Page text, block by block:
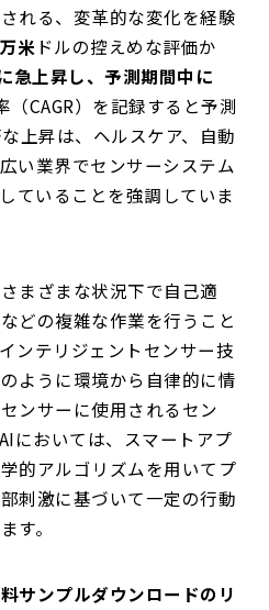
れる、変革的な変化を経験
米 ドルの控えめな評価か
急上昇し、予測期間中に
（CAGR）を記録すると予測
上昇は、ヘルスケア、自動
い業界でセンサーシステム
ていることを強調していま
まざまな状況下で自己適
どの複雑な作業を行うこと
ンテリジェントセンサー技
ように環境から自律的に情
ンサーに使用されるセン
においては、スマートアプ
的アルゴリズムを用いてプ
刺激に基づいて一定の行動
す。
サンプルダウンロードのリ